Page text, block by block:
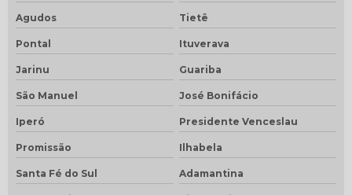
Agudos Tietê
Pontal Ituverava
Jarinu Guariba
São Manuel José Bonifácio
Iperó Presidente Venceslau
Promissão Ilhabela
Santa Fé do Sul Adamantina